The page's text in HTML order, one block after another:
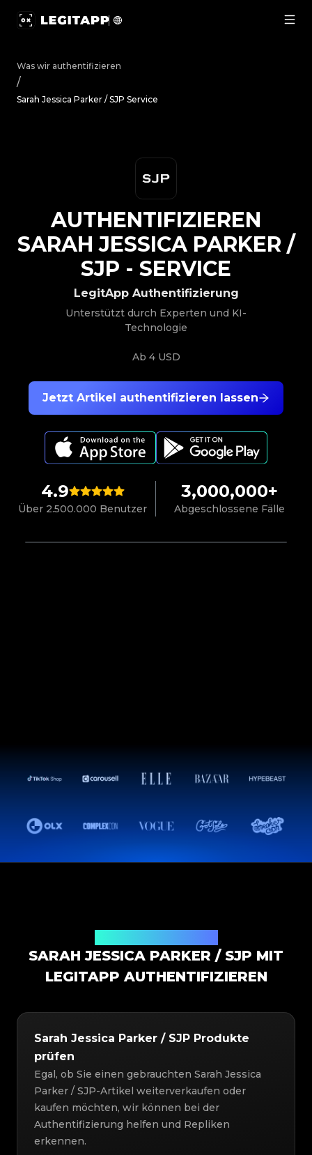
Was wir authentifizieren
/
Sarah Jessica Parker / SJP Service
4.9
Über 2.500.000 Benutzer
3,000,000+
Abgeschlossene Fälle
Jetzt Artikel authentifizieren lassen
LegitApp Authentifizierung
Unterstützt durch Experten und KI-
Technologie
Ab 4 USD
AUTHENTIFIZIEREN
SARAH JESSICA PARKER /
SJP - SERVICE
SARAH JESSICA PARKER / SJP MIT
LEGITAPP AUTHENTIFIZIEREN
Sarah Jessica Parker / SJP Produkte
prüfen
Egal, ob Sie einen gebrauchten Sarah Jessica
Parker / SJP-Artikel weiterverkaufen oder
kaufen möchten, wir können bei der
Authentifizierung helfen und Repliken
erkennen.